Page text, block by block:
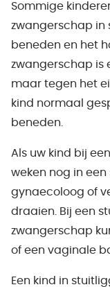
Sommige
zwangerschap in
beneden en het
zwangerschap is
maar tegen het
kind normaal
beneden.
Als uw kind bij
weken nog in
gynaecoloog of
draaien. Bij een
zwangerschap
of een vaginale
Een kind in